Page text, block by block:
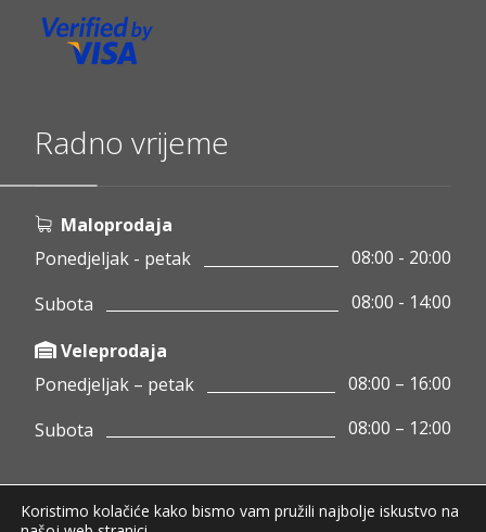
Radno vrijeme
Maloprodaja
Ponedjeljak - petak
08:00 - 20:00
Subota
08:00 - 14:00
Veleprodaja
Ponedjeljak – petak
08:00 – 16:00
Subota
08:00 – 12:00
Koristimo kolačiće kako bismo vam pružili najbolje iskustvo na